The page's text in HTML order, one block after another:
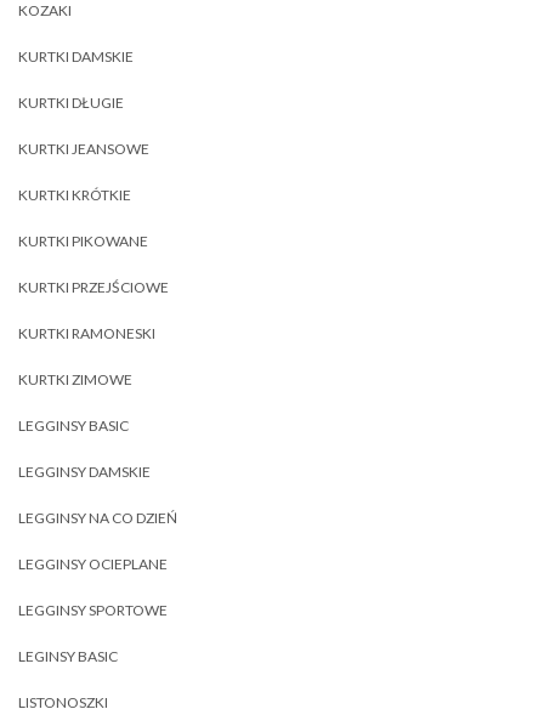
KOZAKI
KURTKI DAMSKIE
KURTKI DŁUGIE
KURTKI JEANSOWE
KURTKI KRÓTKIE
KURTKI PIKOWANE
KURTKI PRZEJŚCIOWE
KURTKI RAMONESKI
KURTKI ZIMOWE
LEGGINSY BASIC
LEGGINSY DAMSKIE
LEGGINSY NA CO DZIEŃ
LEGGINSY OCIEPLANE
LEGGINSY SPORTOWE
LEGINSY BASIC
LISTONOSZKI